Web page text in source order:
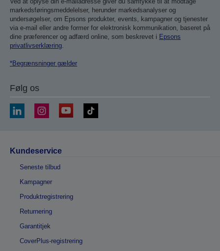
markedsføringsmeddelelser, herunder markedsanalyser og
undersøgelser, om Epsons produkter, events, kampagner og tjenester
via e-mail eller andre former for elektronisk kommunikation, baseret på
dine præferencer og adfærd online, som beskrevet i Epsons
privatlivserklæring
*Begrænsninger gælder
Følg os
Kundeservice
Seneste tilbud
Kampagner
Produktregistrering
Returnering
Garantitjek
CoverPlus-registrering